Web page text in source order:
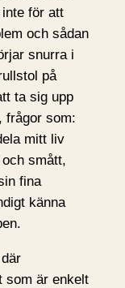
för att
och sådan
snurra i
på
ta sig upp
frågor som:
mitt liv
smått,
fina
känna
som är enkelt